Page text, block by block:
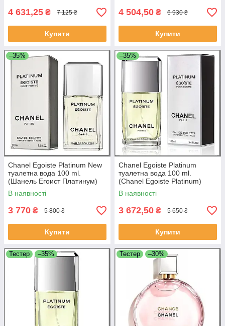
4 631,25 ₴ 7 125 ₴
Купити
4 504,50 ₴ 6 930 ₴
Купити
–35%
Chanel Egoiste Platinum New
туалетна вода 100 ml.
(Шанель Егоист Платинум)
В наявності
3 770 ₴ 5 800 ₴
Купити
–35%
Chanel Egoiste Platinum
туалетна вода 100 ml.
(Chanel Egoiste Platinum)
В наявності
3 672,50 ₴ 5 650 ₴
Купити
Тестер –35% Тестер –30%